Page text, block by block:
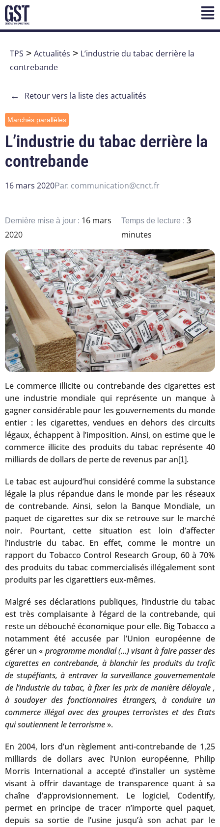
TPS > Actualités > L’industrie du tabac derrière la
contrebande
← Retour vers la liste des actualités
Marchés parallèles
L’industrie du tabac derrière la
contrebande
16 mars 2020Par: communication@cnct.fr
Dernière mise à jour : 16 mars
2020
Temps de lecture : 3
minutes
Le commerce illicite ou contrebande des cigarettes est
une industrie mondiale qui représente un manque à
gagner considérable pour les gouvernements du monde
entier : les cigarettes, vendues en dehors des circuits
légaux, échappent à l’imposition. Ainsi, on estime que le
commerce illicite des produits du tabac représente 40
milliards de dollars de perte de revenus par an[1].
Le tabac est aujourd’hui considéré comme la substance
légale la plus répandue dans le monde par les réseaux
de contrebande. Ainsi, selon la Banque Mondiale, un
paquet de cigarettes sur dix se retrouve sur le marché
noir. Pourtant, cette situation est loin d’affecter
l’industrie du tabac. En effet, comme le montre un
rapport du Tobacco Control Research Group, 60 à 70%
des produits du tabac commercialisés illégalement sont
produits par les cigarettiers eux-mêmes.
Malgré ses déclarations publiques, l’industrie du tabac
est très complaisante à l’égard de la contrebande, qui
reste un débouché économique pour elle. Big Tobacco a
notamment été accusée par l’Union européenne de
gérer un « programme mondial (...) visant à faire passer des
cigarettes en contrebande, à blanchir les produits du trafic
de stupéfiants, à entraver la surveillance gouvernementale
de l’industrie du tabac, à fixer les prix de manière déloyale ,
à soudoyer des fonctionnaires étrangers, à conduire un
commerce illégal avec des groupes terroristes et des Etats
qui soutiennent le terrorisme».
En 2004, lors d’un règlement anti-contrebande de 1,25
milliards de dollars avec l’Union européenne, Philip
Morris International a accepté d’installer un système
visant à offrir davantage de transparence quant à sa
chaîne d’approvisionnement. Le logiciel, Codentify,
permet en principe de tracer n’importe quel paquet,
depuis sa sortie de l’usine jusqu’à son achat par le